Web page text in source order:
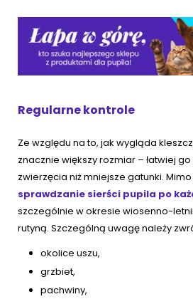
Regularne kontrole
Ze względu na to, jak wygląda
znacznie większy rozmiar – łatwiej
zwierzęcia niż mniejsze gatunki. Mimo
sprawdzanie sierści pupila po
szczególnie w okresie wiosenno-
rutyną. Szczególną uwagę należy
okolice uszu,
grzbiet,
pachwiny,